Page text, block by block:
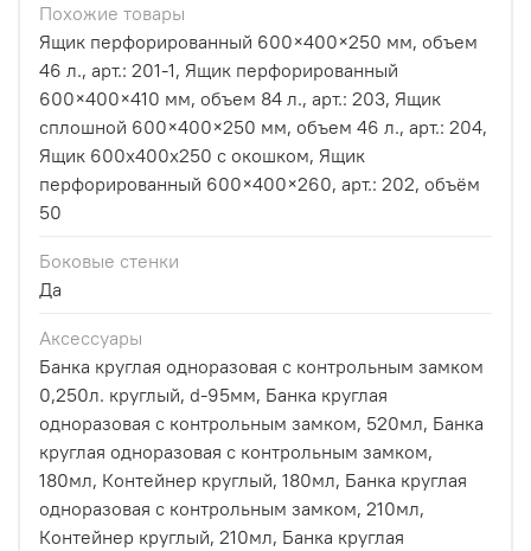
Похожие товары
Ящик перфорированный 600×400×250 мм, объем
46 л., арт.: 201-1, Ящик перфорированный
600×400×410 мм, объем 84 л., арт.: 203, Ящик
сплошной 600×400×250 мм, объем 46 л., арт.: 204,
Ящик 600x400x250 с окошком, Ящик
перфорированный 600×400×260, арт.: 202, объём
50
Боковые стенки
Да
Аксессуары
Банка круглая одноразовая с контрольным замком
0,250л. круглый, d-95мм, Банка круглая
одноразовая с контрольным замком, 520мл, Банка
круглая одноразовая с контрольным замком,
180мл, Контейнер круглый, 180мл, Банка круглая
одноразовая с контрольным замком, 210мл,
Контейнер круглый, 210мл, Банка круглая